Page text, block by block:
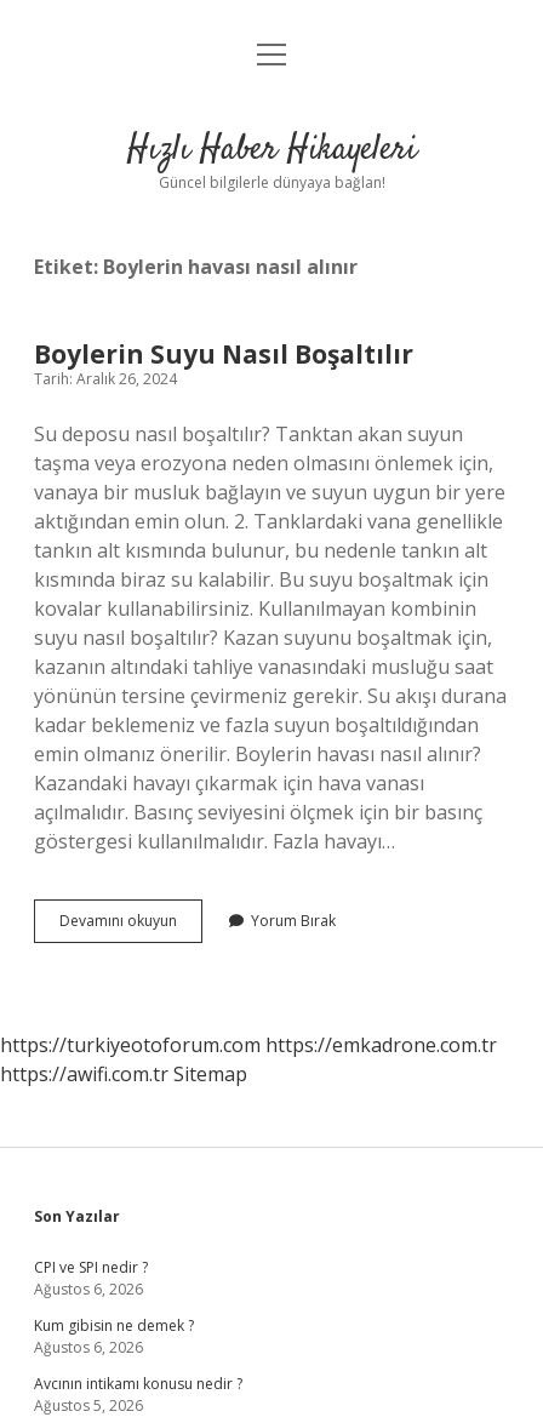
Anasayfa
Yasal Uyarı
menüyü
Hızlı Haber Hikayeleri
Güncel bilgilerle dünyaya bağlan!
Etiket: Boylerin havası nasıl alınır
Boylerin Suyu Nasıl Boşaltılır
Tarih: Aralık 26, 2024
Su deposu nasıl boşaltılır? Tanktan akan suyun
taşma veya erozyona neden olmasını önlemek için,
vanaya bir musluk bağlayın ve suyun uygun bir yere
aktığından emin olun. 2. Tanklardaki vana genellikle
tankın alt kısmında bulunur, bu nedenle tankın alt
kısmında biraz su kalabilir. Bu suyu boşaltmak için
kovalar kullanabilirsiniz. Kullanılmayan kombinin
suyu nasıl boşaltılır? Kazan suyunu boşaltmak için,
kazanın altındaki tahliye vanasındaki musluğu saat
yönünün tersine çevirmeniz gerekir. Su akışı durana
kadar beklemeniz ve fazla suyun boşaltıldığından
emin olmanız önerilir. Boylerin havası nasıl alınır?
Kazandaki havayı çıkarmak için hava vanası
açılmalıdır. Basınç seviyesini ölçmek için bir basınç
göstergesi kullanılmalıdır. Fazla havayı…
Devamını okuyun Boylerin
Suyu
Yorum Bırak
https://turkiyeotoforum.com https://emkadrone.com.tr
https://awifi.com.trSitemap
Sidebar
Son Yazılar
CPI ve SPI nedir ?
Ağustos 6, 2026
Kum gibisin ne demek ?
Ağustos 6, 2026
Avcının intikamı konusu nedir ?
Ağustos 5, 2026